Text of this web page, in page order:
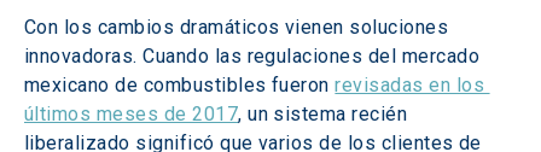
Con los cambios dramáticos vienen soluciones
innovadoras. Cuando las regulaciones del mercado
mexicano de combustibles fueron revisadas en los
últimos meses de 2017, un sistema recién
liberalizado significó que varios de los clientes de